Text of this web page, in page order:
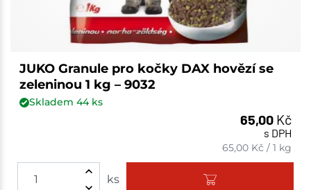
JUKO Granule pro kočky DAX hovězí se
zeleninou 1 kg – 9032
Skladem 44ks
65,00 Kč
s DPH
65,00 Kč /1 kg
ks